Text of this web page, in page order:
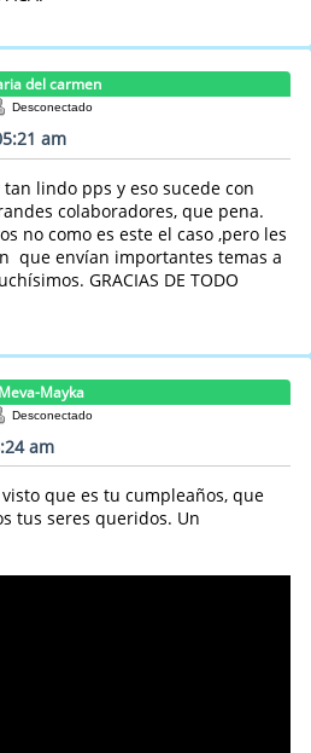
del carmen
Desconectado
am
lindo pps y eso sucede con
colaboradores, que pena.
no como es este el caso ,pero les
que envían importantes temas a
GRACIAS DE TODO
Meva-Mayka
Desconectado
am
visto que es tu cumpleaños, que
tus seres queridos. Un